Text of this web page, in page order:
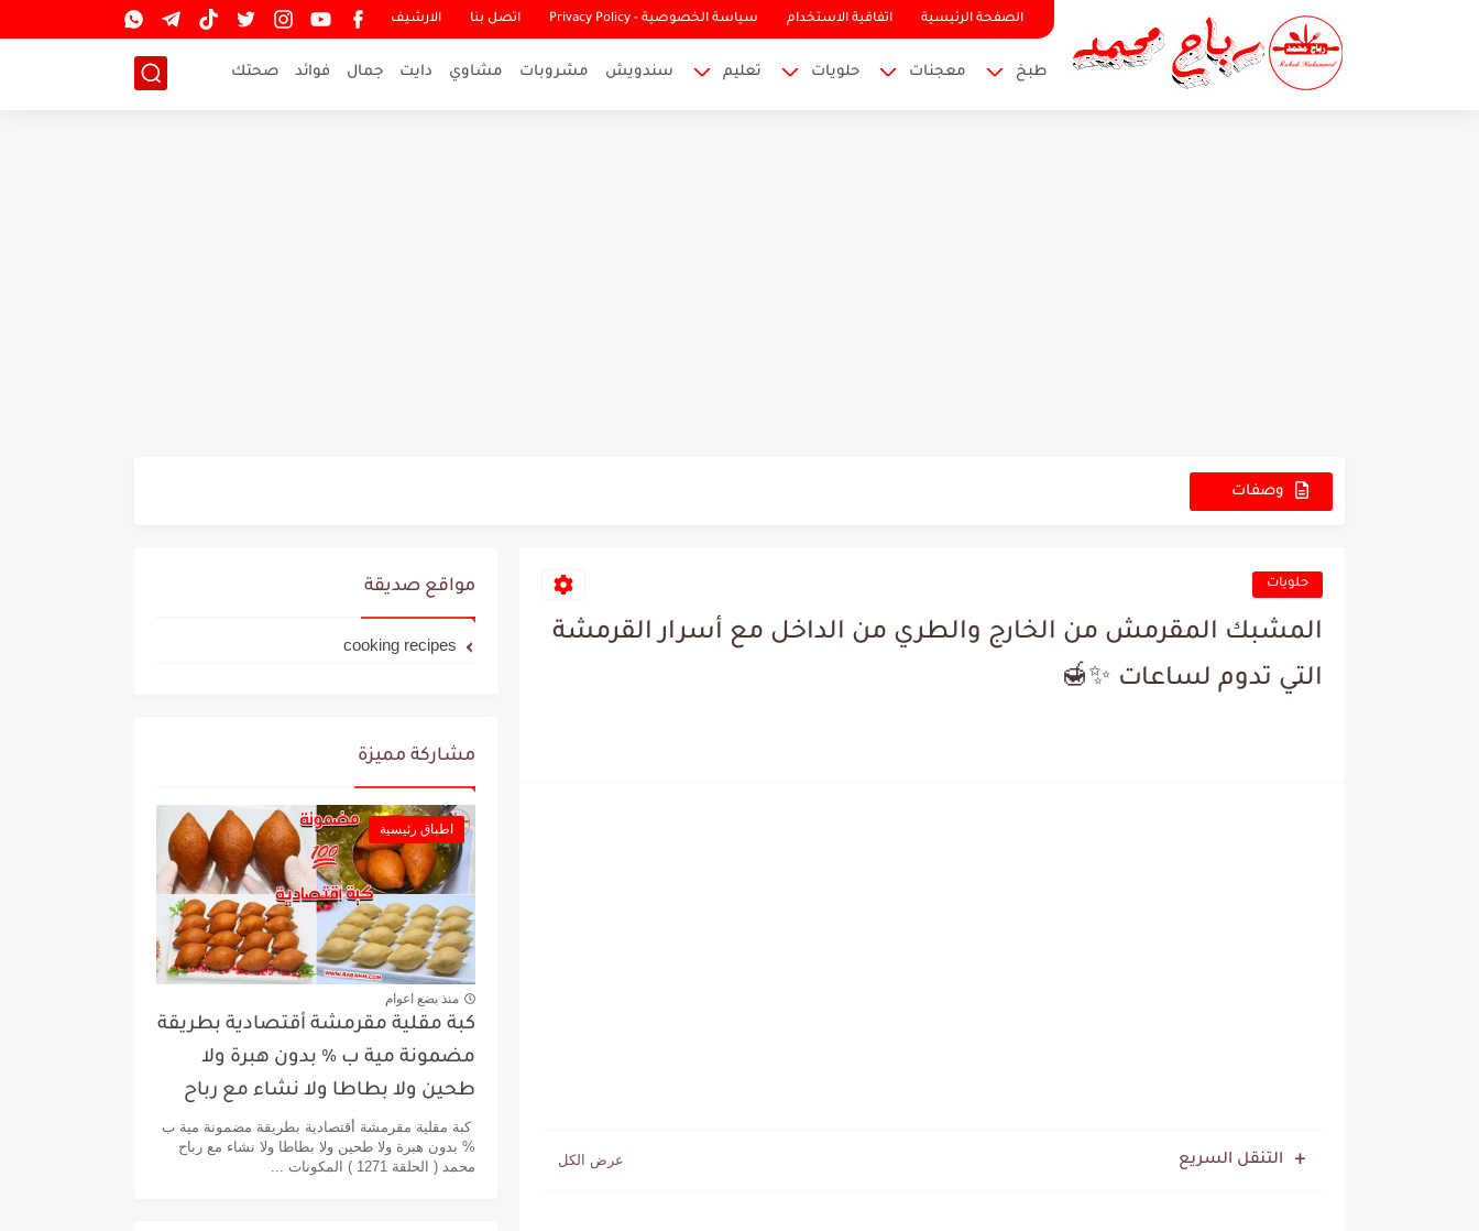
الصفحة الرئيسية اتفاقية الاستخدام سياسة الخصوصية - Privacy Policy اتصل بنا الارشيف
طبخ معجنات حلويات تعليم سندويش مشروبات مشاوي دايت جمال فوائد صحتك
وصفات
حلويات
المشبك المقرمش من الخارج والطري من الداخل مع أسرار القرمشة
التي تدوم لساعات ✨🍯
التنقل السريع
مواقع صديقة
cooking recipes
مشاركة مميزة
اطباق رئيسية
منذ بضع اعوام
كبة مقلية مقرمشة أقتصادية بطريقة
مضمونة مية ب % بدون هبرة ولا
طحين ولا بطاطا ولا نشاء مع رباح
محمد
كبة مقلية مقرمشة أقتصادية بطريقة مضمونة مية ب
% بدون هبرة ولا طحين ولا بطاطا ولا نشاء مع رباح
محمد ( الحلقة 1271 ) المكونات ...